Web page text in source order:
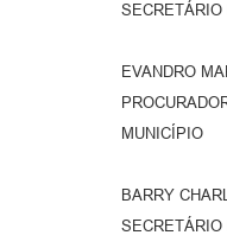
SECRETÁRIO
EVANDRO
MUNICÍPIO
BARRY